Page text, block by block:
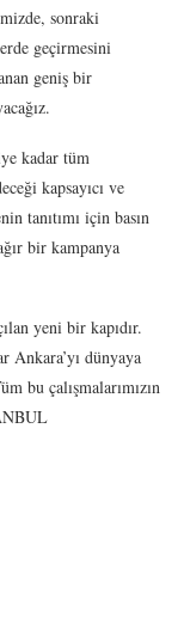
sonraki
geçirmesini
geniş bir
kadar tüm
kapsayıcı ve
tanıtımı için basın
bir kampanya
yeni bir kapıdır.
Ankara’yı dünyaya
bu çalışmalarımızın